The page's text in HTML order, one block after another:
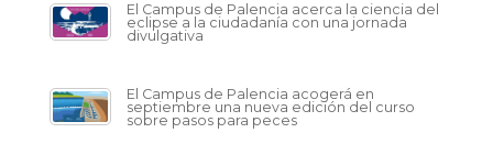
El Campus de Palencia acerca la ciencia del
eclipse a la ciudadanía con una jornada
divulgativa
El Campus de Palencia acogerá en
septiembre una nueva edición del curso
sobre pasos para peces